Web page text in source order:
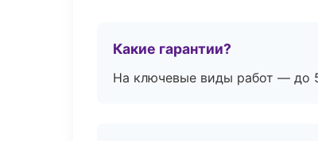
Какие гарантии?
На ключевые виды работ — до